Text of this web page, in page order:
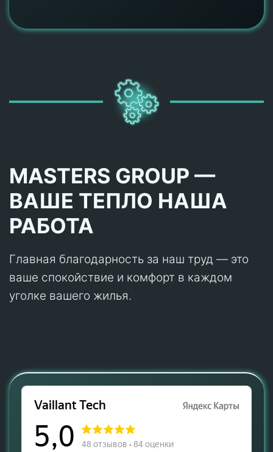
MASTERS GROUP —
ВАШЕ ТЕПЛО НАША
РАБОТА
Главная благодарность за наш труд — это
ваше спокойствие и комфорт в каждом
уголке вашего жилья.